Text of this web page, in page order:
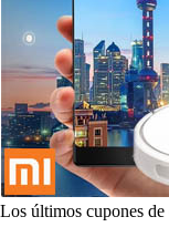
Los últimos cupones